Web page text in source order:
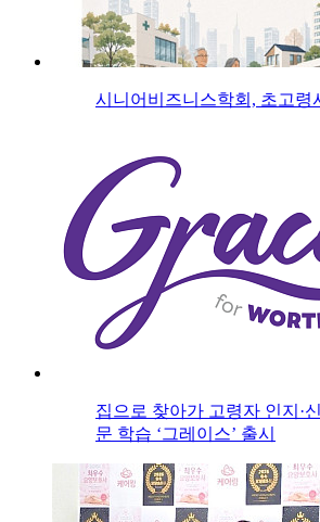
시니어비즈니스학회, 초고령
집으로 찾아가 고령자 인지·
문 학습 ‘그레이스’ 출시